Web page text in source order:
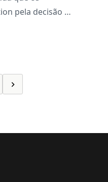
pela decisão de
barato! O
›